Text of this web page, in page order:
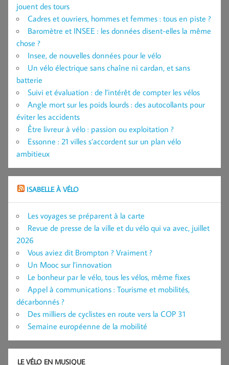
jouent des tours
Cadres et ouvriers, hommes et femmes : tous en piste ?
Baromètre et INSEE : les données disent-elles la même
chose ?
Insee, de nouvelles données pour le vélo
Un vélo électrique sans chaîne ni cardan, et sans
batterie
Suivi et évaluation : de l’intérêt de compter les vélos
Angle mort sur les poids lourds : des autocollants pour
éviter les accidents
Être livreur à vélo : passion ou exploitation ?
Essonne : 21 villes s’accordent sur un plan vélo
ambitieux
ISABELLE À VÉLO
Les voyages se préparent à la carte
Revue de presse de la ville et du vélo qui va avec, juillet
2026
Vous aviez dit Brompton ? Vraiment ?
Un Mooc sur l’innovation
Le bonheur par le vélo, tous les vélos, même fixes
Appel à communications : Tourisme et mobilités,
décarbonnés ?
Des milliers de cyclistes en route vers la COP 31
Semaine européenne de la mobilité
LE VÉLO EN MUSIQUE